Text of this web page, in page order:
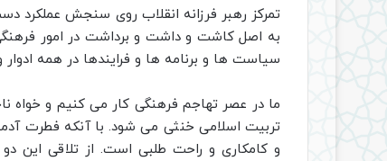
تمرکز رهبر فرزانه انقلاب روی سنجش عملکرد
به اصل کاشت و داشت و برداشت در امور
سیاست ها و برنامه ها و فرایندها در همه
ما در عصر تهاجم فرهنگی کار می کنیم و خواه
تربیت اسلامی خنثی می شود. با آنکه فطرت
و کامکاری و راحت طلبی است. از تلاقی این